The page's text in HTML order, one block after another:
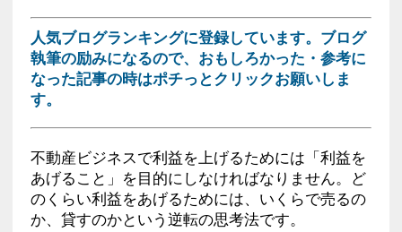
人気ブログランキングに登録しています。ブログ
執筆の励みになるので、おもしろかった・参考に
なった記事の時はポチっとクリックお願いしま
す。
不動産ビジネスで利益を上げるためには「利益を
あげること」を目的にしなければなりません。ど
のくらい利益をあげるためには、いくらで売るの
か、貸すのかという逆転の思考法です。